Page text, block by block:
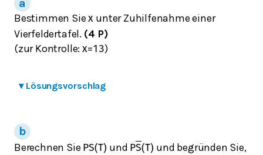
Bestimmen Siex unter Zuhilfenahme einer
Vierfeldertafel. (4 P)
(zur Kontrolle: x=13)
▾ Lösungsvorschlag
Berechnen Sie PS(T) und PS(T) und begründen Sie,